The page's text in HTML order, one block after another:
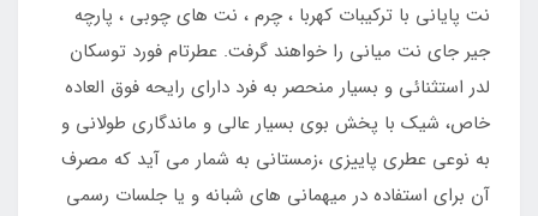
نت پایانی با ترکیبات کهربا ، چرم ، نت های چوبی ، پارچه
جیر جای نت‌ میانی را خواهند گرفت. عطرتام فورد توسکان
لدر استثنائی و بسیار منحصر به فرد دارای رایحه فوق العاده
خاص، شیک با پخش بوی بسیار عالی و ماندگاری طولانی و
به نوعی عطری پاییزی ،زمستانی به شمار می آید که مصرف
آن برای استفاده در میهمانی های شبانه و یا جلسات رسمی